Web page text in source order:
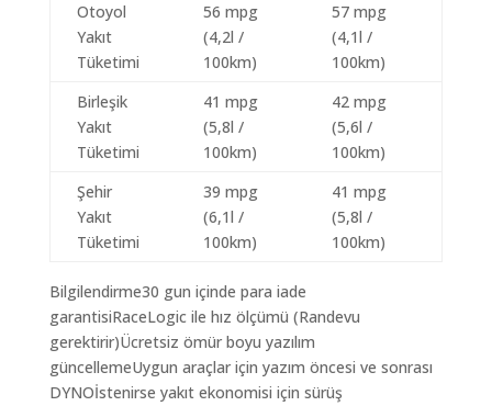
Otoyol
Yakıt
Tüketimi
56 mpg
(4,2l /
100km)
57 mpg
(4,1l /
100km)
Birleşik
Yakıt
Tüketimi
41 mpg
(5,8l /
100km)
42 mpg
(5,6l /
100km)
Şehir
Yakıt
Tüketimi
39 mpg
(6,1l /
100km)
41 mpg
(5,8l /
100km)
Bilgilendirme30 gun içinde para iade
garantisiRaceLogic ile hız ölçümü (Randevu
gerektirir)Ücretsiz ömür boyu yazılım
güncellemeUygun araçlar için yazım öncesi ve sonrası
DYNOİstenirse yakıt ekonomisi için sürüş